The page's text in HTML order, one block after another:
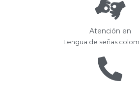
Atención en
Lengua de señas